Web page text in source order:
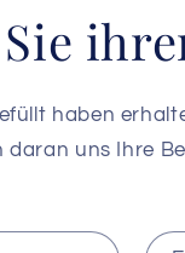
haben
daran uns Ihre